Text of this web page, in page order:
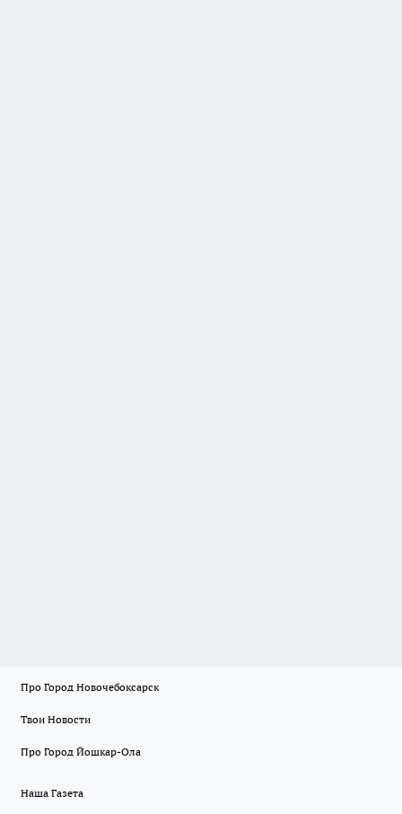
Про Город Новочебоксарск
Твои Новости
Про Город Йошкар-Ола
Наша Газета